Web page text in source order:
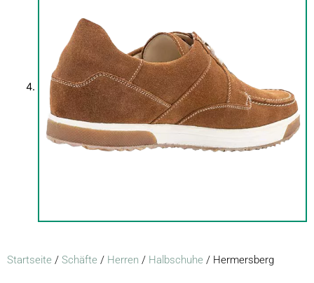
Startseite / Schäfte / Herren / Halbschuhe / Hermersberg